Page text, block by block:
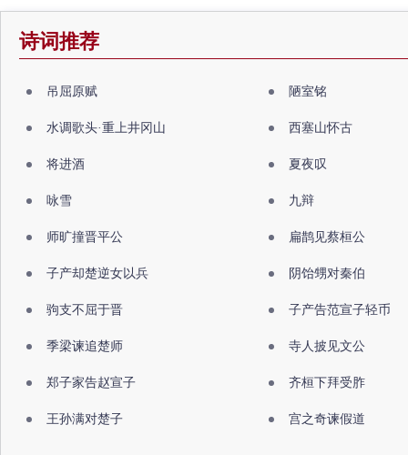
诗词推荐
吊屈原赋 陋室铭
水调歌头·重上井冈山 西塞山怀古
将进酒 夏夜叹
咏雪 九辩
师旷撞晋平公 扁鹊见蔡桓公
子产却楚逆女以兵 阴饴甥对秦伯
驹支不屈于晋 子产告范宣子轻币
季梁谏追楚师 寺人披见文公
郑子家告赵宣子 齐桓下拜受胙
王孙满对楚子 宫之奇谏假道